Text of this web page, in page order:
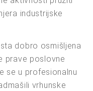
industrijske
dobro osmišljena
prave poslovne
se u profesionalnu
vrhunske